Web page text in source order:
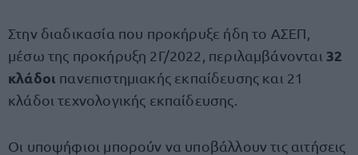
Στην διαδικασία που προκήρυξε ήδη το ΑΣΕΠ,
μέσω της προκήρυξη 2Γ/2022, περιλαμβάνονται 32
κλάδοι πανεπιστημιακής εκπαίδευσης και 21
κλάδοι τεχνολογικής εκπαίδευσης.
Οι υποψήφιοι μπορούν να υποβάλλουν τις αιτήσεις